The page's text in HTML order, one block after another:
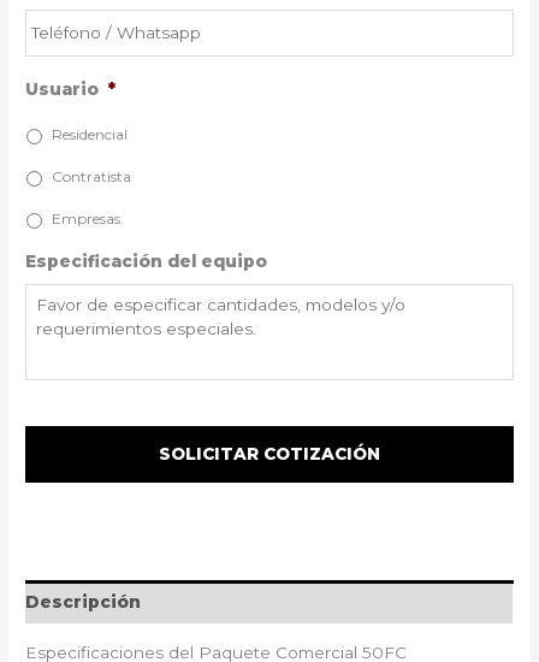
Usuario *
Residencial
Contratista
Empresas
Especificación del equipo
Descripción
Especificaciones del Paquete Comercial 50FC